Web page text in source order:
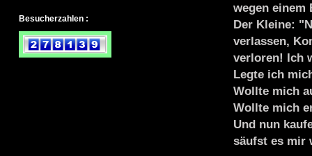
Besucherzahlen :
wegen einem
Der Kleine:
verlassen,
verloren! Ich
Legte ich
Wollte mich
Wollte mich
Und nun
säufst es mir